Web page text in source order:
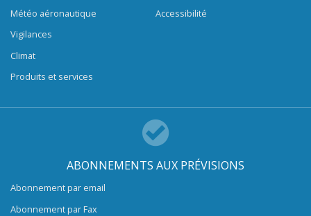
Météo aéronautique
Vigilances
Climat
Produits et services
Accessibilité
ABONNEMENTS AUX PRÉVISIONS
Abonnement par email
Abonnement par Fax